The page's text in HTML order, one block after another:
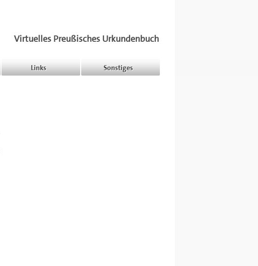
Virtuelles Preußisches Urkundenbuch
Links Sonstiges